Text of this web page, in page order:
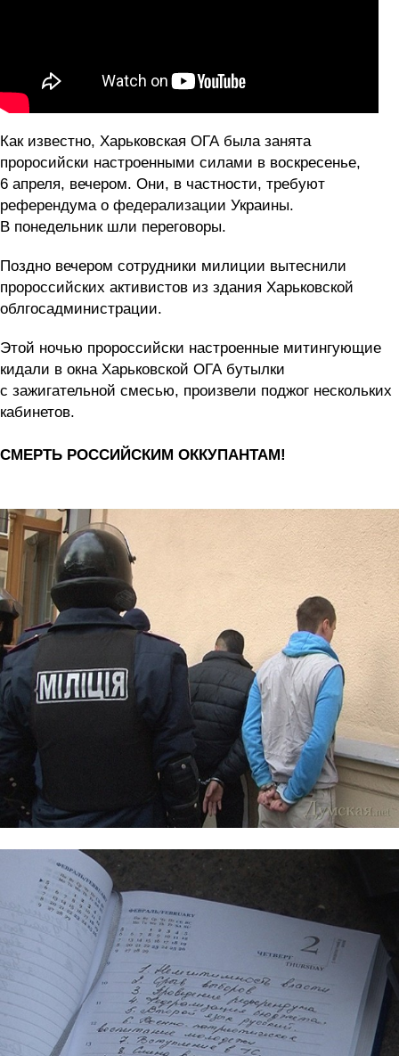
Как известно, Харьковская ОГА была занята
проросийски настроенными силами в воскресенье,
6 апреля, вечером. Они, в частности, требуют
референдума о федерализации Украины.
В понедельник шли переговоры.
Поздно вечером сотрудники милиции вытеснили
пророссийских активистов из здания Харьковской
облгосадминистрации.
Этой ночью пророссийски настроенные митингующие
кидали в окна Харьковской ОГА бутылки
с зажигательной смесью, произвели поджог нескольких
кабинетов.
СМЕРТЬ РОССИЙСКИМ ОККУПАНТАМ!